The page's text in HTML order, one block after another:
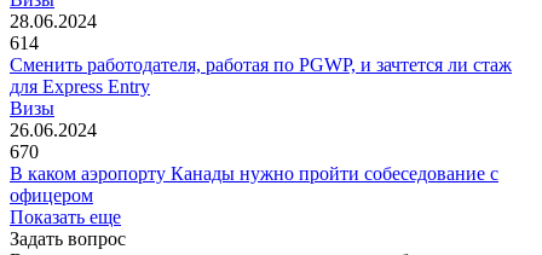
28.06.2024
614
Сменить работодателя, работая по PGWP, и зачтется ли стаж
для Express Entry
Визы
26.06.2024
670
В каком аэропорту Канады нужно пройти собеседование с
офицером
Показать еще
Задать вопрос